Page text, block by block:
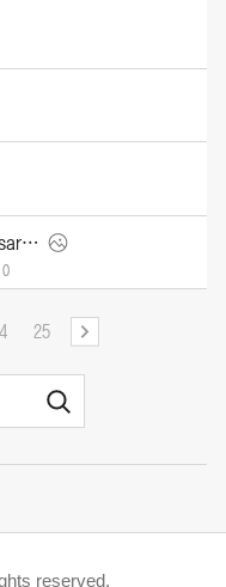
크라이슬러 Pacifica 100th Anniversary Edition (2026)
0
25
reserved.